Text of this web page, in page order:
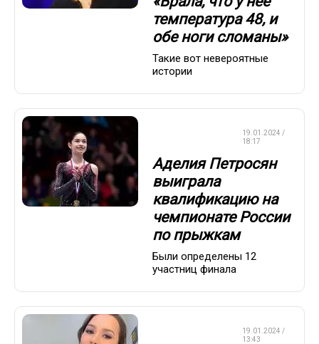
температура 48, и
обе ноги сломаны»
Такие вот невероятные
истории
19.01.2024 /
18:17
Аделия Петросян
выиграла
квалификацию на
чемпионате России
по прыжкам
Были определены 12
участниц финала
19.01.2024 /
13:43